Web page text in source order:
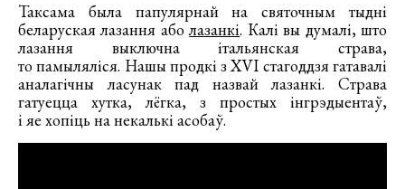
Таксама была папулярнай на святочным тыдні
беларуская лазання аболазанкі. Калі вы думалі, што
лазання выключна італьянская страва,
то памыляліся. Нашы продкі з XVI стагоддзя гатавалі
аналагічны ласунак пад назвай лазанкі. Страва
гатуецца хутка, лёгка, з простых інгрэдыентаў,
і яе хопіць на некалькі асобаў.